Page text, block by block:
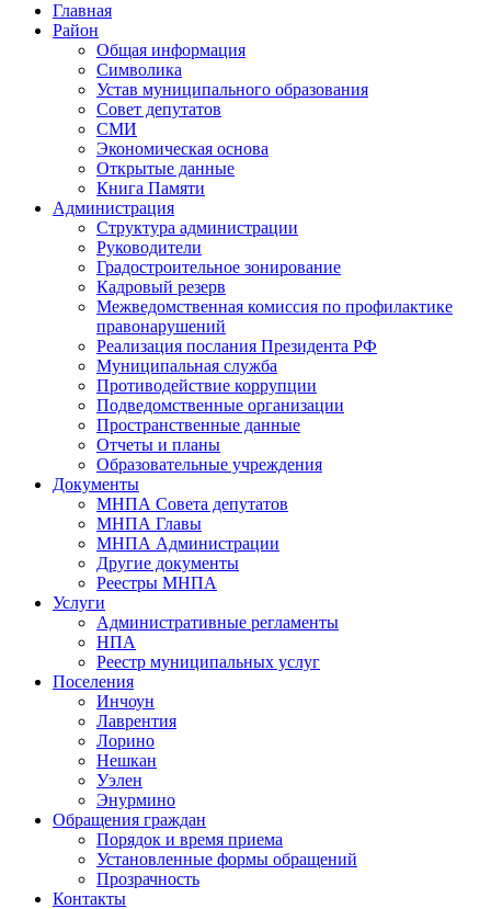
Главная
Район
Общая информация
Символика
Устав муниципального образования
Совет депутатов
СМИ
Экономическая основа
Открытые данные
Книга Памяти
Администрация
Структура администрации
Руководители
Градостроительное зонирование
Кадровый резерв
Межведомственная комиссия по профилактике
правонарушений
Реализация послания Президента РФ
Муниципальная служба
Противодействие коррупции
Подведомственные организации
Пространственные данные
Отчеты и планы
Образовательные учреждения
Документы
МНПА Совета депутатов
МНПА Главы
МНПА Администрации
Другие документы
Реестры МНПА
Услуги
Административные регламенты
НПА
Реестр муниципальных услуг
Поселения
Инчоун
Лаврентия
Лорино
Нешкан
Уэлен
Энурмино
Обращения граждан
Порядок и время приема
Установленные формы обращений
Прозрачность
Контакты